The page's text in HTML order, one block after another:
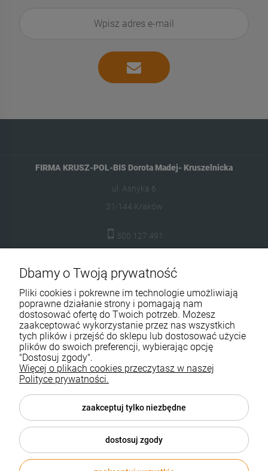
FIRMA KRUSZ-POL-BIS Dorota Madej- Kruszelnicka
ul. Asnyka 6
31-144 Kraków
500 127 491
Moje konto
Dostawa i płatność
Kontakt
Sklepy Shoper Aktynova
Dbamy o Twoją prywatność
Pliki cookies i pokrewne im technologie umożliwiają
poprawne działanie strony i pomagają nam
dostosować ofertę do Twoich potrzeb. Możesz
zaakceptować wykorzystanie przez nas wszystkich
tych plików i przejść do sklepu lub dostosować użycie
plików do swoich preferencji, wybierając opcję
"Dostosuj zgody".
Więcej o plikach cookies przeczytasz w naszej
Polityce prywatności.
zaakceptuj tylko niezbędne
dostosuj zgody